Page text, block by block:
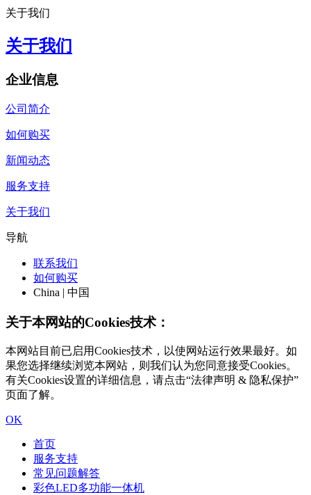
关于我们
关于我们
企业信息
公司简介
如何购买
新闻动态
服务支持
关于我们
导航
联系我们
如何购买
China | 中国
关于本网站的Cookies技术：
本网站目前已启用Cookies技术，以使网站运行效果最好。如
果您选择继续浏览本网站，则我们认为您同意接受Cookies。
有关Cookies设置的详细信息，请点击“法律声明 & 隐私保护”
页面了解。
OK
首页
服务支持
常见问题解答
彩色LED多功能一体机